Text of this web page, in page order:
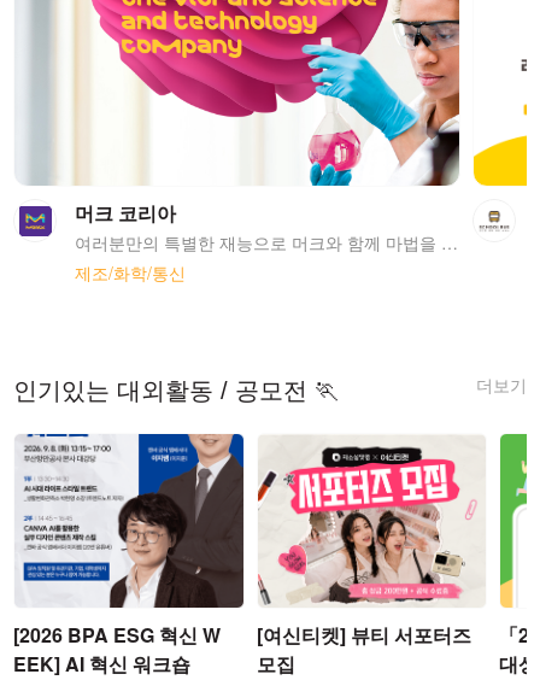
머크 코리아
여러분만의 특별한 재능으로 머크와 함께 마법을 펼쳐보세요! 커리어 여정을 계속해서 탐험하고, 발견하고, 도전할 준비가 되셨나요? 커리어에 대한 열정으로 가득한 여러분처럼, 머크도 거대한 포부로 가득하답니다! 머크의 전 세계에 있는 구성원들은 과학 기술의 혁신으로 헬스케어, 생명과학, 그리고 전자소재 부문에서 사람들의 삶을 풍요롭게 만들고 있습니다. 머크의 구성원들은 한마음이 되어 고객, 환자, 인류, 더 나아가 지구의 지속 가능함을 위해 힘쓰고 있습니다. 그것이 바로 머크가 호기심 가득한 인재를 원하는 이유랍니다, 호기심은 모든 것을 상상할 수 있게 만드는 원동력이니까요. 머크는 1668년 독일의 약국에서부터 시작하였으며, 화학 사업까지 확대하면서 현재 제약, 생명과학, 전자소재 세 비즈니스 포트폴리오를 보유하고 있습니다. 현재에는 연 매출 약 30조원 (2022년 기준)을 기록하는 세계적인 대기업이 되었으며, 약 6만 4천명의 직원들이 66개국에서 각자의 역할을 수행하여 과학 기술 발전을 위해 노력하고 있습니다. 1989년에 설립되어 올해로 34주년을 맞이하게 된 머크 코리아는 서울 강남구 테헤란로에 위치한 본사를 두고 있습니다. 이를 비롯해 13개의 연구소 및 공장에서 약 1,700명의 직원분들과 함께 성장하고 있습니다. 특히 바이오, 디스플레이, 그리고 반도체 강국인 우리나라에서 머크 코리아는 생명과학과 전자소재 비즈니스의 핵심 허브의 역할을 맡고 있습니다.
제조/화학/통신
더보기
인기있는 대외활동 / 공모전 🏃
[2026 BPA ESG 혁신 W
EEK] AI 혁신 워크숍
[여신티켓] 뷰티 서포터즈
모집
「
대